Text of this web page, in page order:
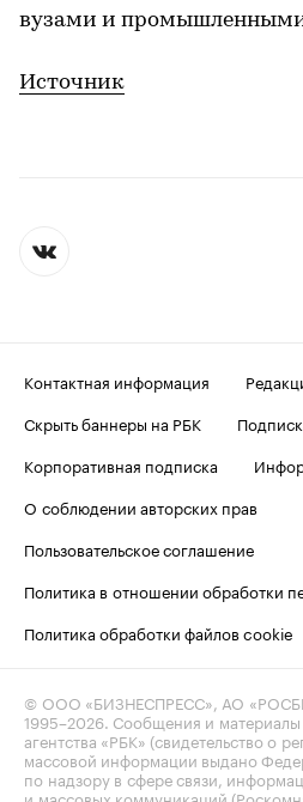
вузами и
Источник
Контактная информация
Скрыть баннеры на РБК
Корпоративная подписка
О соблюдении авторских прав
Пользовательское соглашение
Политика в отношении обработки
Политика обработки файлов cookie
© ООО «БИЗНЕСПРЕСС», АО
1995–2026 . Сообщения и
агентства «РБК» (свидетельство о
массовой информации выдано
по надзору в сфере связи,
и массовых коммуникаций